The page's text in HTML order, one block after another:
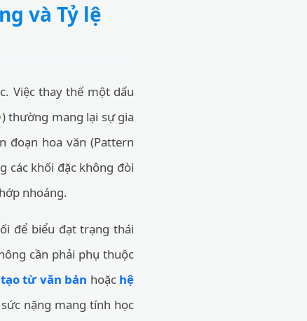
và Tỷ lệ
Việc thay thế một dấu
thường mang lại sự gia
đoạn hoa văn (Pattern
các khối đặc không đòi
nhoáng.
để biểu đạt trạng thái
cần phải phụ thuộc
từ văn bản hoặc hệ
nặng mang tính học